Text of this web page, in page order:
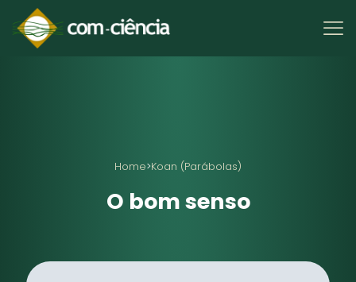
Home>Koan (Parábolas)
O bom senso